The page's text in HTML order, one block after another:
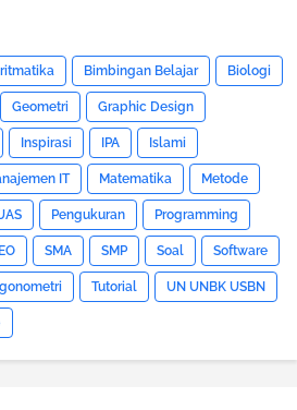
Bimbingan Belajar Biologi
Geometri Graphic Design
Inspirasi IPA Islami
IT Matematika Metode
Pengukuran Programming
SMA SMP Soal Software
Tutorial UN UNBK USBN